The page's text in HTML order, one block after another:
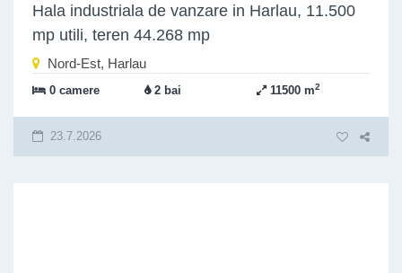
Hala industriala de vanzare in Harlau, 11.500
mp utili, teren 44.268 mp
Nord-Est, Harlau
0 camere 2 bai 11500 m2
23.7.2026